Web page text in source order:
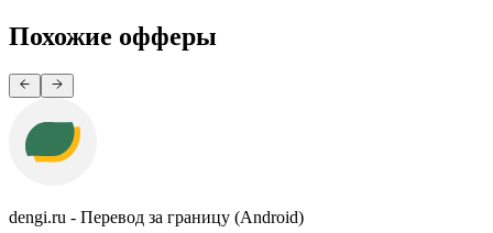
Похожие офферы
dengi.ru - Перевод за границу (Android)